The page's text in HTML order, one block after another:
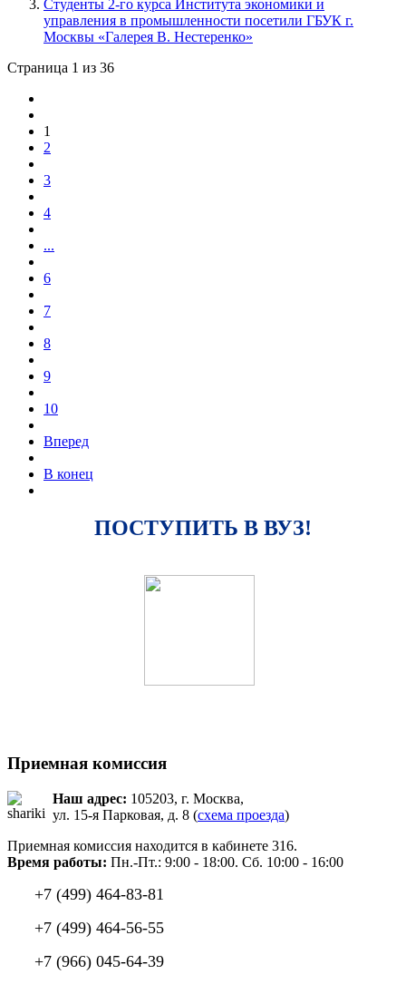
Студенты 2-го курса Института экономики и
управления в промышленности посетили ГБУК г.
Москвы «Галерея В. Нестеренко»
Страница 1 из 36
1
2
3
4
...
6
7
8
9
10
Вперед
В конец
ПОСТУПИТЬ В ВУЗ!
Приемная комиссия
Наш адрес: 105203, г. Москва,
ул. 15-я Парковая, д. 8 (схема проезда)
Приемная комиссия находится в кабинете 316.
Время работы: Пн.-Пт.: 9:00 - 18:00. Сб. 10:00 - 16:00
+7 (499) 464-83-81
+7 (499) 464-56-55
+7 (966) 045-64-39